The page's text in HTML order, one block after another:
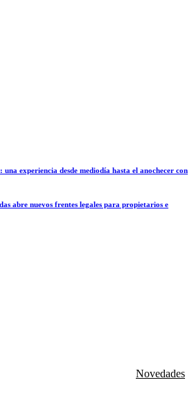
experiencia desde mediodía hasta el anochecer con
abre nuevos frentes legales para propietarios e
Novedades